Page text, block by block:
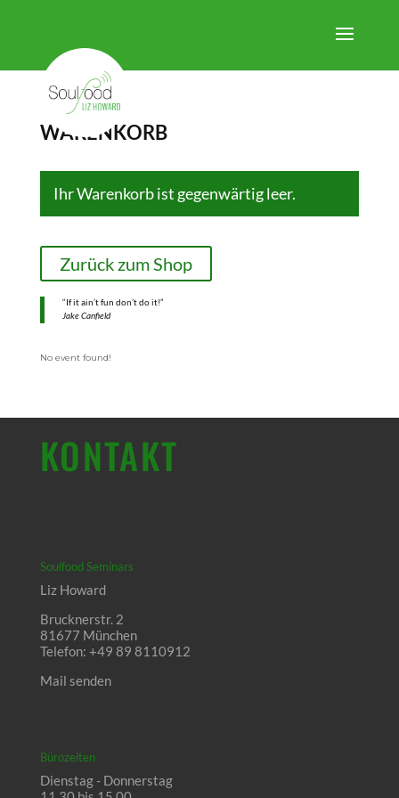
WARENKORB
Ihr Warenkorb ist gegenwärtig leer.
Zurück zum Shop
“If it ain’t fun don’t do it!”
Jake Canfield
No event found!
KONTAKT
Soulfood Seminars
Liz Howard
Brucknerstr. 2
81677 München
Telefon: +49 89 8110912
Mail senden
Bürozeiten
Dienstag - Donnerstag